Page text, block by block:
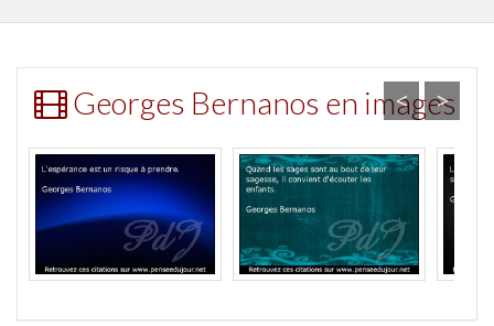
Georges Bernanos en images
< >